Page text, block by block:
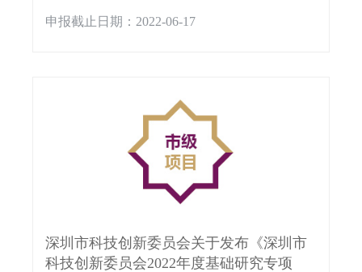
申报截止日期：2022-06-17
深圳市科技创新委员会关于发布《深圳市
科技创新委员会2022年度基础研究专项